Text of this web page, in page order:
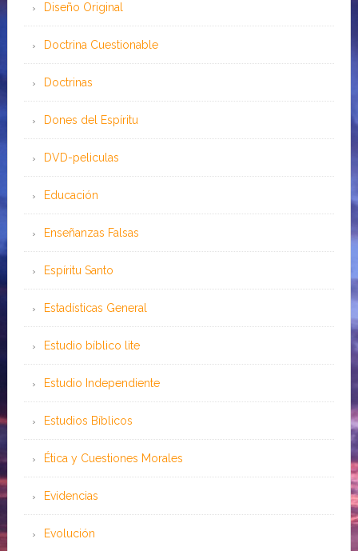
Diseño Original
Doctrina Cuestionable
Doctrinas
Dones del Espíritu
DVD-peliculas
Educación
Enseñanzas Falsas
Espíritu Santo
Estadísticas General
Estudio bíblico lite
Estudio Independiente
Estudios Bíblicos
Ética y Cuestiones Morales
Evidencias
Evolución